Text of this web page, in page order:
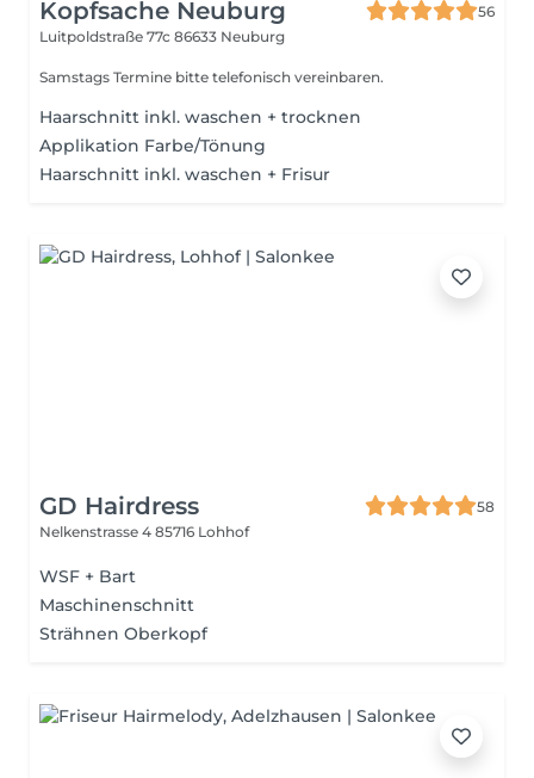
Kopfsache Neuburg
56
Luitpoldstraße 77c 86633 Neuburg
Samstags Termine bitte telefonisch vereinbaren.
Haarschnitt inkl. waschen + trocknen
Applikation Farbe/Tönung
Haarschnitt inkl. waschen + Frisur
GD Hairdress
58
Nelkenstrasse 4 85716 Lohhof
WSF + Bart
Maschinenschnitt
Strähnen Oberkopf